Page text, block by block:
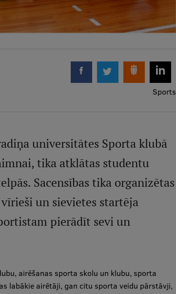
Sports
universitātes Sporta klubā
tika atklātas studentu
Sacensības tika organizētas
un sievietes startēja
pierādīt sevi un
airēšanas sporta skolu un klubu, sporta
labākie airētāji, gan citu sporta veidu pārstāvji,